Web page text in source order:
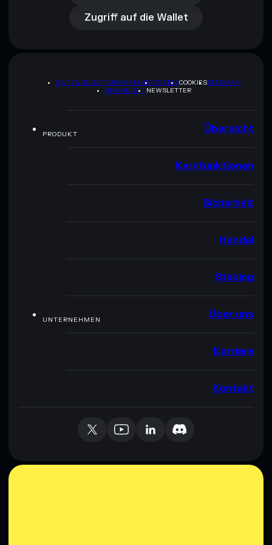
Zugriff auf die Wallet
DATENSCHUTZRICHTLINIETERMSCOOKIESSITEMAP
BRAND-KITNEWSLETTER
PRODUKT Übersicht
Kernfunktionen
Sicherheit
Handel
Staking
UNTERNEHMEN Über uns
Karriere
Kontakt